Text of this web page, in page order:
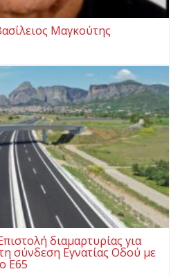
Μαγκούτης
διαμαρτυρίας για
σύνδεση Εγνατίας Οδού με
Ε65